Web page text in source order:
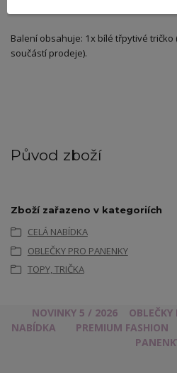
​Balení obsahuje: 1x bílé třpytivé
součástí prodeje).
Původ zboží
Zboží zařazeno v kategoriích
CELÁ NABÍDKA
OBLEČKY PRO PANENKY
TOPY, TRIČKA
NOVINKY 5 / 2026
NABÍDKA
PREMIUM FASHION